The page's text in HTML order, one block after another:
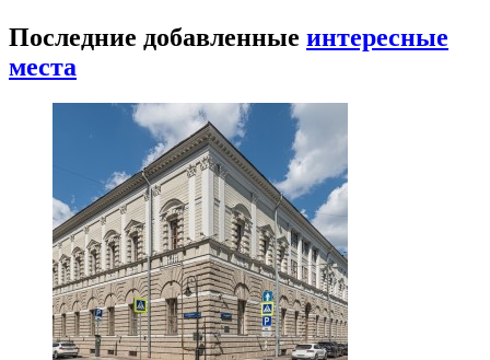
Последние добавленные интересные
места